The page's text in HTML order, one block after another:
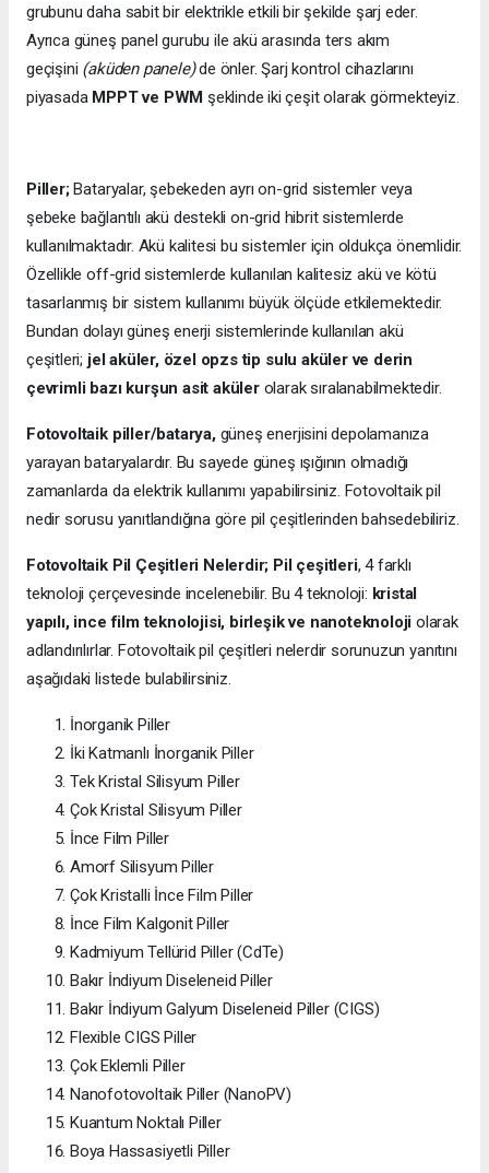
grubunu daha sabit bir elektrikle etkili bir şekilde şarj eder.
Ayrıca güneş panel gurubu ile akü arasında ters akım
geçişini (aküden panele)de önler. Şarj kontrol cihazlarını
piyasada MPPT ve PWM şeklinde iki çeşit olarak görmekteyiz.
Piller;Bataryalar, şebekeden ayrı on-grid sistemler veya
şebeke bağlantılı akü destekli on-grid hibrit sistemlerde
kullanılmaktadır. Akü kalitesi bu sistemler için oldukça önemlidir.
Özellikle off-grid sistemlerde kullanılan kalitesiz akü ve kötü
tasarlanmış bir sistem kullanımı büyük ölçüde etkilemektedir.
Bundan dolayı güneş enerji sistemlerinde kullanılan akü
çeşitleri; jel aküler, özel opzs tip sulu aküler ve derin
çevrimli bazı kurşun asit akülerolarak sıralanabilmektedir.
Fotovoltaik piller/batarya,güneş enerjisini depolamanıza
yarayan bataryalardır. Bu sayede güneş ışığının olmadığı
zamanlarda da elektrik kullanımı yapabilirsiniz. Fotovoltaik pil
nedir sorusu yanıtlandığına göre pil çeşitlerinden bahsedebiliriz.
Fotovoltaik Pil Çeşitleri Nelerdir; Pil çeşitleri, 4 farklı
teknoloji çerçevesinde incelenebilir. Bu 4 teknoloji: kristal
yapılı, ince film teknolojisi, birleşik ve nanoteknoloji olarak
adlandırılırlar. Fotovoltaik pil çeşitleri nelerdir sorunuzun yanıtını
aşağıdaki listede bulabilirsiniz.
İnorganik Piller
İki Katmanlı İnorganik Piller
Tek Kristal Silisyum Piller
Çok Kristal Silisyum Piller
İnce Film Piller
Amorf Silisyum Piller
Çok Kristalli İnce Film Piller
İnce Film Kalgonit Piller
Kadmiyum Tellürid Piller (CdTe)
Bakır İndiyum Diseleneid Piller
Bakır İndiyum Galyum Diseleneid Piller (CIGS)
Flexible CIGS Piller
Çok Eklemli Piller
Nanofotovoltaik Piller (NanoPV)
Kuantum Noktalı Piller
Boya Hassasiyetli Piller